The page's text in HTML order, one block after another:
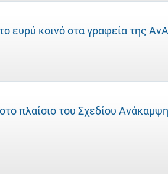
ευρύ κοινό στα γραφεία της
πλαίσιο του Σχεδίου